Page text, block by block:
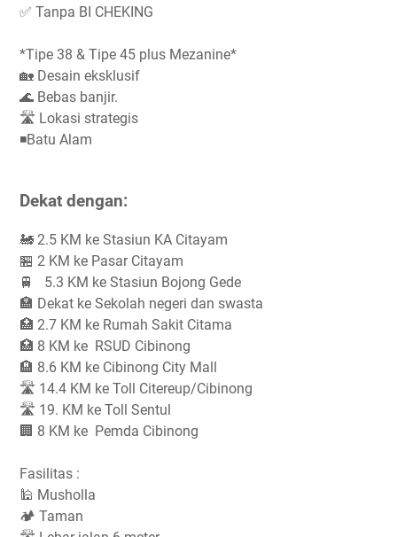
✅ Tanpa BI CHEKING
*Tipe 38 & Tipe 45 plus Mezanine*
🏡 Desain eksklusif
🌊 Bebas banjir.
🛣 Lokasi strategis
◾️Batu Alam
Dekat dengan:
🚂 2.5 KM ke Stasiun KA Citayam
🏪 2 KM ke Pasar Citayam
🚆 5.3 KM ke Stasiun Bojong Gede
🏣 Dekat ke Sekolah negeri dan swasta
🏥 2.7 KM ke Rumah Sakit Citama
🏥 8 KM ke RSUD Cibinong
🏨 8.6 KM ke Cibinong City Mall
🛣 14.4 KM ke Toll Citereup/Cibinong
🛣 19. KM ke Toll Sentul
🏢 8 KM ke Pemda Cibinong
Fasilitas :
🕌 Musholla
🏕 Taman